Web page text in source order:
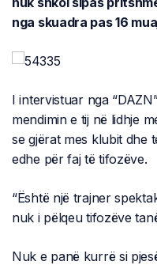
nga skuadra pas 16
I intervistuar nga
mendimin e tij në lidhje
se gjërat mes klubit dhe
edhe për faj të tifozëve.
“Është një trajner
nuk i pëlqeu tifozëve
Nuk e panë kurrë si